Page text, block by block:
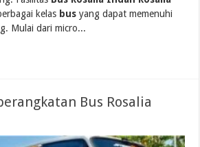
kelas bus yang dapat memenuhi
Mulai dari micro...
Bus Rosalia